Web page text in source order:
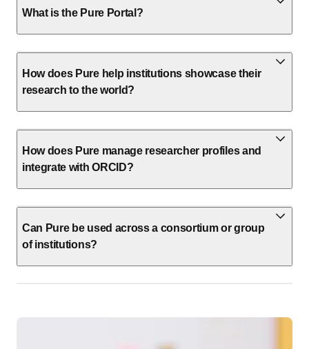
What is the Pure Portal?
How does Pure help institutions showcase their
research to the world?
How does Pure manage researcher profiles and
integrate with ORCID?
Can Pure be used across a consortium or group
of institutions?